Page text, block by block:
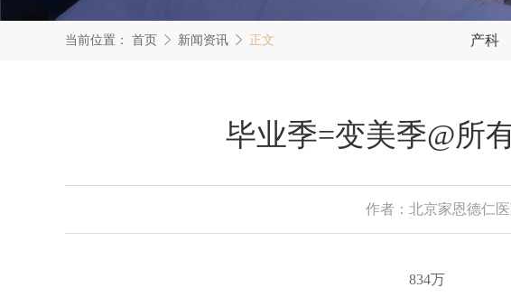
当前位置： 首页 新闻资讯 正文 产科
毕业季=变美季@所
作者：北京家恩德仁
834万